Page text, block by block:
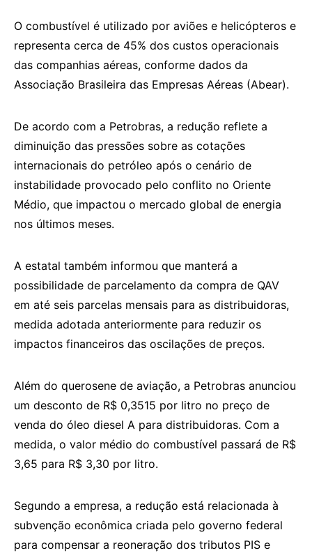
O combustível é utilizado por aviões e helicópteros e
representa cerca de 45% dos custos operacionais
das companhias aéreas, conforme dados da
Associação Brasileira das Empresas Aéreas (Abear).
De acordo com a Petrobras, a redução reflete a
diminuição das pressões sobre as cotações
internacionais do petróleo após o cenário de
instabilidade provocado pelo conflito no Oriente
Médio, que impactou o mercado global de energia
nos últimos meses.
A estatal também informou que manterá a
possibilidade de parcelamento da compra de QAV
em até seis parcelas mensais para as distribuidoras,
medida adotada anteriormente para reduzir os
impactos financeiros das oscilações de preços.
Além do querosene de aviação, a Petrobras anunciou
um desconto de R$ 0,3515 por litro no preço de
venda do óleo diesel A para distribuidoras. Com a
medida, o valor médio do combustível passará de R$
3,65 para R$ 3,30 por litro.
Segundo a empresa, a redução está relacionada à
subvenção econômica criada pelo governo federal
para compensar a reoneração dos tributos PIS e